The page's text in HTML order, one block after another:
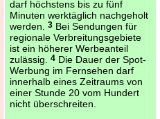
darf höchstens bis zu fünf
Minuten werktäglich nachgeholt
werden.
3Bei Sendungen für
regionale Verbreitungsgebiete
ist ein höherer Werbeanteil
zulässig.
4Die Dauer der Spot-
Werbung im Fernsehen darf
innerhalb eines Zeitraums von
einer Stunde 20 vom Hundert
nicht überschreiten.